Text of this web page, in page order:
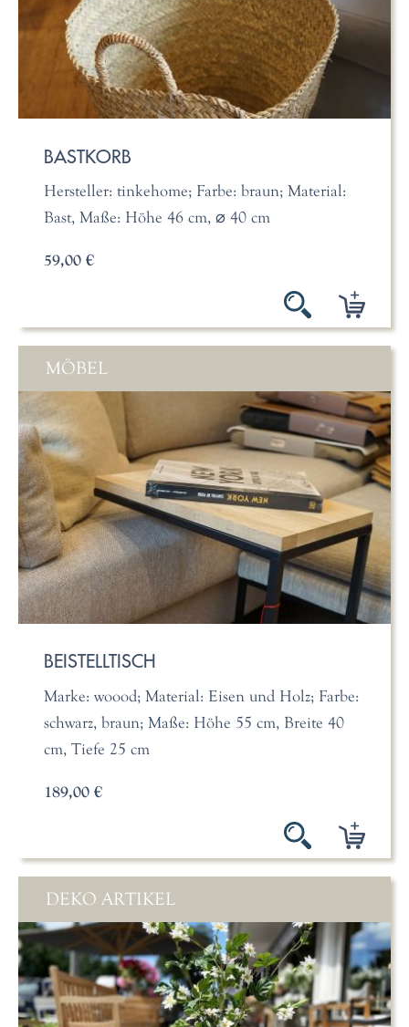
BASTKORB
Hersteller: tinkehome; Farbe: braun; Material:
Bast, Maße: Höhe 46 cm, ⌀ 40 cm
59,00 €
MÖBEL
BEISTELLTISCH
Marke: woood; Material: Eisen und Holz; Farbe:
schwarz, braun; Maße: Höhe 55 cm, Breite 40
cm, Tiefe 25 cm
189,00 €
DEKO ARTIKEL